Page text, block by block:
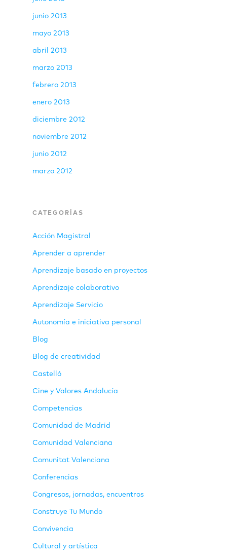
junio 2013
mayo 2013
abril 2013
marzo 2013
febrero 2013
enero 2013
diciembre 2012
noviembre 2012
junio 2012
marzo 2012
CATEGORÍAS
Acción Magistral
Aprender a aprender
Aprendizaje basado en proyectos
Aprendizaje colaborativo
Aprendizaje Servicio
Autonomía e iniciativa personal
Blog
Blog de creatividad
Castelló
Cine y Valores Andalucía
Competencias
Comunidad de Madrid
Comunidad Valenciana
Comunitat Valenciana
Conferencias
Congresos, jornadas, encuentros
Construye Tu Mundo
Convivencia
Cultural y artística